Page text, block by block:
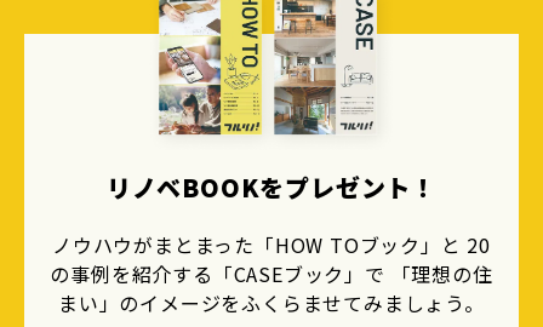
リノベBOOKをプレゼント！
ノウハウがまとまった「HOW TOブック」と 20
の事例を紹介する「CASEブック」で 「理想の住
まい」のイメージをふくらませてみましょう。